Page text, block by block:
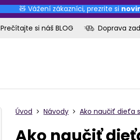
🧸 Vážení zákazníci, prezrite si
Prečítajte si náš BLOG Doprava
Úvod Návody Ako naučiť dieťa
Ako naučiť